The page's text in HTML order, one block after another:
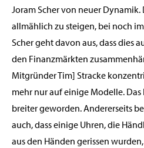
Joram Scher von neuer Dynamik.
allmählich zu steigen, bei noch
Scher geht davon aus, dass dies
den Finanzmärkten
Mitgründer Tim] Stracke
mehr nur auf einige Modelle. Das
breiter geworden. Andererseits
auch, dass einige Uhren, die
aus den Händen gerissen